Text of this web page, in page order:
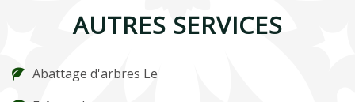
AUTRES SERVICES
Abattage d'arbres Le